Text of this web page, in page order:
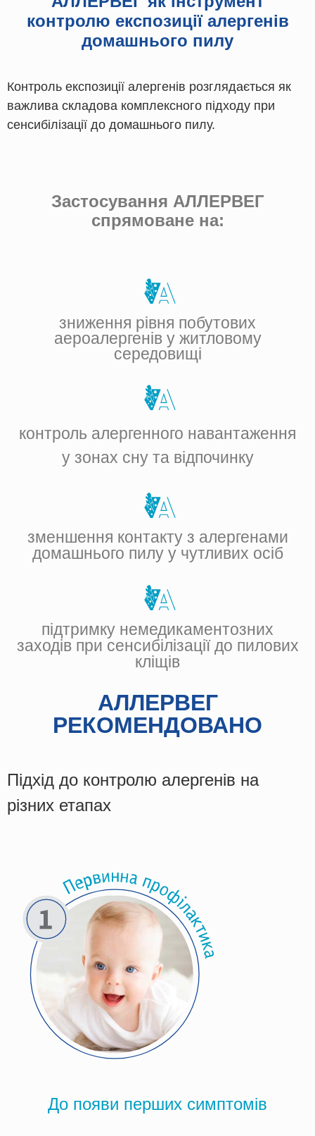
контролю експозиції алергенів
домашнього пилу
Контроль експозиції алергенів розглядається як
важлива складова комплексного підходу при
сенсибілізації до домашнього пилу.
Застосування АЛЛЕРВЕГ
спрямоване на:
зниження рівня побутових
аероалергенів у житловому
середовищі
контроль алергенного навантаження
у зонах сну та відпочинку
зменшення контакту з алергенами
домашнього пилу у чутливих осіб
підтримку немедикаментозних
заходів при сенсибілізації до пилових
кліщів
АЛЛЕРВЕГ
РЕКОМЕНДОВАНО
Підхід до контролю алергенів на
різних етапах
До появи перших симптомів